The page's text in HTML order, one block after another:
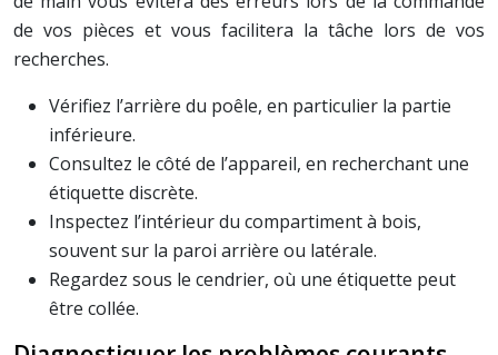
de vos pièces et vous facilitera la tâche lors de vos
recherches.
Vérifiez l’arrière du poêle, en particulier la partie
inférieure.
Consultez le côté de l’appareil, en recherchant une
étiquette discrète.
Inspectez l’intérieur du compartiment à bois,
souvent sur la paroi arrière ou latérale.
Regardez sous le cendrier, où une étiquette peut
être collée.